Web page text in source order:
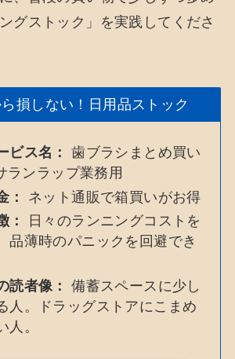
グストック」を実践してくださ
損しない！日用品ストック
ビス名：
歯ブラシまとめ買い
ランラップ業務用
：
ネット通販で箱買いがお得
：
日々のランニングコストを
品薄時のパニックを回避でき
読者像：
備蓄スペースに少し
人。ドラッグストアにこまめ
人。